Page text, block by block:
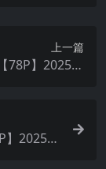
上一篇
78P】2025年
】2025年